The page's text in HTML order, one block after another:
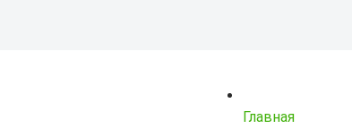
Главная